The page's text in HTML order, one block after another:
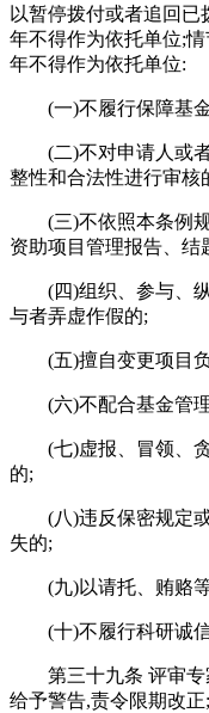
以暂停拨付或者追回
年不得作为依托单位;
年不得作为依托单位:
(一)不履行保障基
(二)不对申请人或
整性和合法性进行审核
(三)不依照本条例
资助项目管理报告、结
(四)组织、参与、
与者弄虚作假的;
(五)擅自变更项目
(六)不配合基金管
(七)虚报、冒领、
的;
(八)违反保密规定
失的;
(九)以请托、贿赂
(十)不履行科研诚
第三十九条 评审
给予警告,责令限期改